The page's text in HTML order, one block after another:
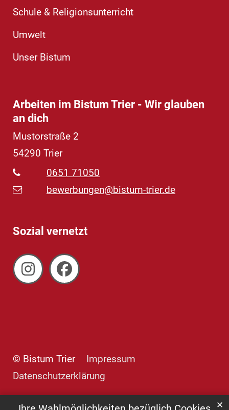
✕
Schule & Religionsunterricht
Umwelt
Unser Bistum
Arbeiten im Bistum Trier - Wir glauben
an dich
Mustorstraße 2
54290 Trier
0651 71050
bewerbungen@bistum-trier.de
Sozial vernetzt
© Bistum Trier
Impressum
Datenschutzerklärung